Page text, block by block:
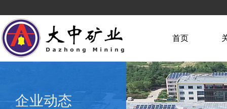
首页
企业动态